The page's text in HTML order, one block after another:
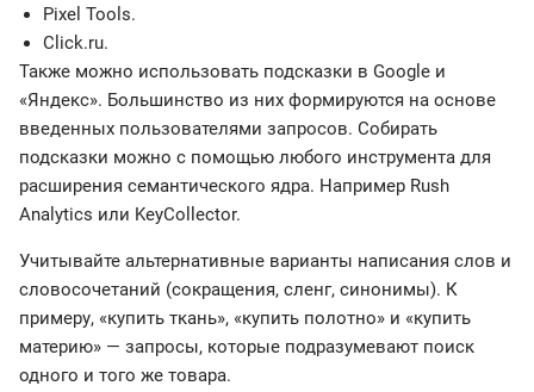
Pixel Tools.
Click.ru.
Также можно использовать подсказки в Google и
«Яндекс». Большинство из них формируются на основе
введенных пользователями запросов. Собирать
подсказки можно с помощью любого инструмента для
расширения семантического ядра. Например Rush
Analytics или KeyCollector.
Учитывайте альтернативные варианты написания слов и
словосочетаний (сокращения, сленг, синонимы). К
примеру, «купить ткань», «купить полотно» и «купить
материю» — запросы, которые подразумевают поиск
одного и того же товара.